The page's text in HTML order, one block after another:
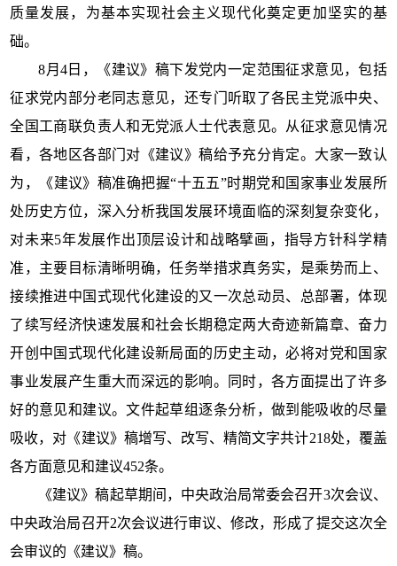
质量发展，为基本实现社会主义现代化奠定更加坚实的基
础。
8月4日，《建议》稿下发党内一定范围征求意见，包括
征求党内部分老同志意见，还专门听取了各民主党派中央、
全国工商联负责人和无党派人士代表意见。从征求意见情况
看，各地区各部门对《建议》稿给予充分肯定。大家一致认
为，《建议》稿准确把握“十五五”时期党和国家事业发展所
处历史方位，深入分析我国发展环境面临的深刻复杂变化，
对未来5年发展作出顶层设计和战略擘画，指导方针科学精
准，主要目标清晰明确，任务举措求真务实，是乘势而上、
接续推进中国式现代化建设的又一次总动员、总部署，体现
了续写经济快速发展和社会长期稳定两大奇迹新篇章、奋力
开创中国式现代化建设新局面的历史主动，必将对党和国家
事业发展产生重大而深远的影响。同时，各方面提出了许多
好的意见和建议。文件起草组逐条分析，做到能吸收的尽量
吸收，对《建议》稿增写、改写、精简文字共计218处，覆盖
各方面意见和建议452条。
《建议》稿起草期间，中央政治局常委会召开3次会议、
中央政治局召开2次会议进行审议、修改，形成了提交这次全
会审议的《建议》稿。